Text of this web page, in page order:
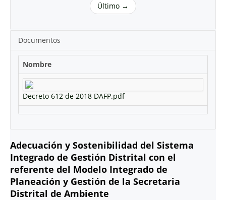
Último →
Documentos
Nombre
Decreto 612 de 2018 DAFP.pdf
Adecuación y Sostenibilidad del Sistema
Integrado de Gestión Distrital con el
referente del Modelo Integrado de
Planeación y Gestión de la Secretaria
Distrital de Ambiente